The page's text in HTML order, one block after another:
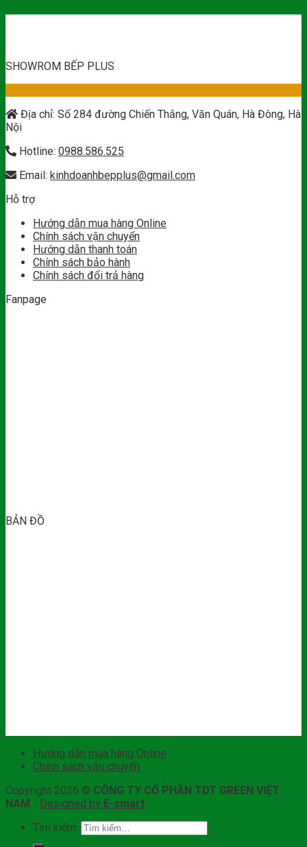
SHOWROM BẾP PLUS
Địa chỉ: Số 284 đường Chiến Thắng, Văn Quán, Hà Đông, Hà
Nội
Hotline: 0988.586.525
Email: kinhdoanhbepplus@gmail.com
Hỗ trợ
Hướng dẫn mua hàng Online
Chính sách vận chuyển
Hướng dẫn thanh toán
Chính sách bảo hành
Chính sách đổi trả hàng
Fanpage
BẢN ĐỒ
Hướng dẫn mua hàng Online
Chính sách vận chuyển
Copyright 2026 © CÔNG TY CỔ PHẦN TDT GREEN VIỆT
NAM - Designed by E-smart
Tìm kiếm: